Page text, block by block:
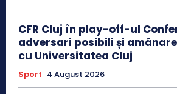
CFR Cluj în play-off-ul
adversari posibili și
cu Universitatea Cluj
Sport 4 August 2026